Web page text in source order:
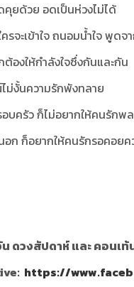
ยด้วย อดเป็นห่วงไม่ได้
รจะเข้าใจ ถนอมน้ำใจ พู
องให้กำลังใจซึ่งกันและกัน
ม่งั้นความรักพังทลาย
บครัว ก็ไม่อยากให้คนรักพ
อก ก็อยากให้คนรักรอคอยค
ดวงสัปดาห์ และ คอนเ
https://